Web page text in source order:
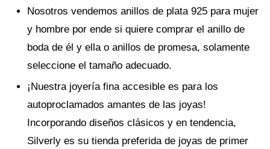
Nosotros vendemos anillos de plata 925 para mujer
y hombre por ende si quiere comprar el anillo de
boda de él y ella o anillos de promesa, solamente
seleccione el tamaño adecuado.
¡Nuestra joyería fina accesible es para los
autoproclamados amantes de las joyas!
Incorporando diseños clásicos y en tendencia,
Silverly es su tienda preferida de joyas de primer